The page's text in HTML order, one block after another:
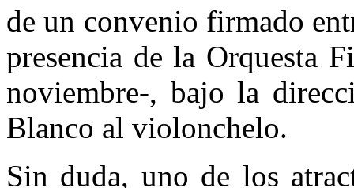
de un convenio firmado
presencia de la Orquesta
noviembre-, bajo la
Blanco al violonchelo.
Sin duda, uno de los